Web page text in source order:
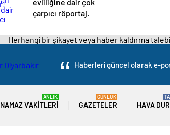
parçasıdır!
çarpıcı röportaj.
Herhangi bir şikayet veya haber kaldırma
Haberleri güncel olarak e-
NAMAZ VAKITLERI
ANLIK
GAZETELER
GÜNLÜK
HAVA